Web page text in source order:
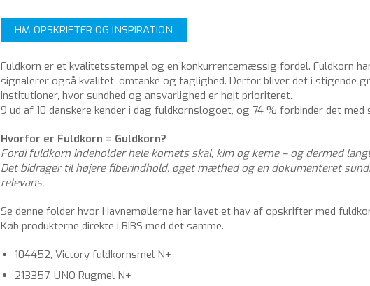
HM OPSKRIFTER OG INSPIRATION
Fuldkorn er et kvalitetsstempel og en konkurrencemæssig fordel. Fuldkorn
signalerer også kvalitet, omtanke og faglighed. Derfor bliver det i stigende
institutioner, hvor sundhed og ansvarlighed er højt prioriteret.
9 ud af 10 danskere kender i dag fuldkornslogoet, og 74 % forbinder det med
Hvorfor er Fuldkorn = Guldkorn?
Fordi fuldkorn indeholder hele kornets skal, kim og kerne – og dermed
Det bidrager til højere fiberindhold, øget mæthed og en dokumenteret
relevans.
Se denne folder hvor Havnemøllerne har lavet et hav af opskrifter med
Køb produkterne direkte i BIBS med det samme.
104452, Victory fuldkornsmel N+
213357, UNO Rugmel N+